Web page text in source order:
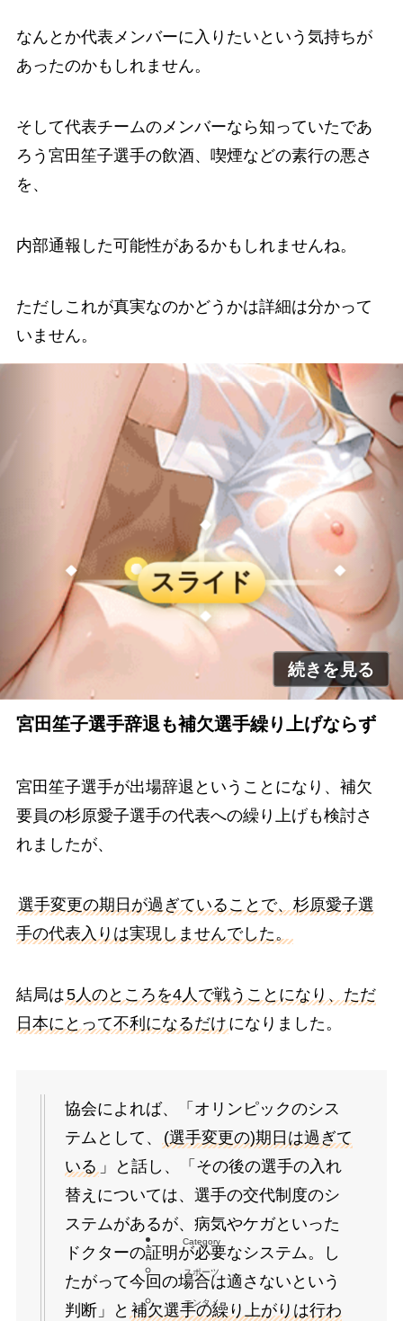
なんとか代表メンバーに入りたいという気持ちが
あったのかもしれません。
そして代表チームのメンバーなら知っていたであ
ろう宮田笙子選手の飲酒、喫煙などの素行の悪さ
を、
内部通報した可能性があるかもしれませんね。
ただしこれが真実なのかどうかは詳細は分かって
いません。
宮田笙子選手辞退も補欠選手繰り上げならず
宮田笙子選手が出場辞退ということになり、補欠
要員の杉原愛子選手の代表への繰り上げも検討さ
れましたが、
選手変更の期日が過ぎていることで、杉原愛子選
手の代表入りは実現しませんでした。
結局は5人のところを4人で戦うことになり、ただ
日本にとって不利になるだけ になりました。
協会によれば、「オリンピックのシス
テムとして、
(選手変更の)期日は過ぎて
いる 」と話し、「その後の選手の入れ
替えについては、選手の交代制度のシ
ステムがあるが、病気やケガといった
ドクターの証明が必要なシステム。し
たがって今回の場合は適さないという
判断」と 補欠選手の繰り上がりは行わ
Category
スポーツ
エンタメ